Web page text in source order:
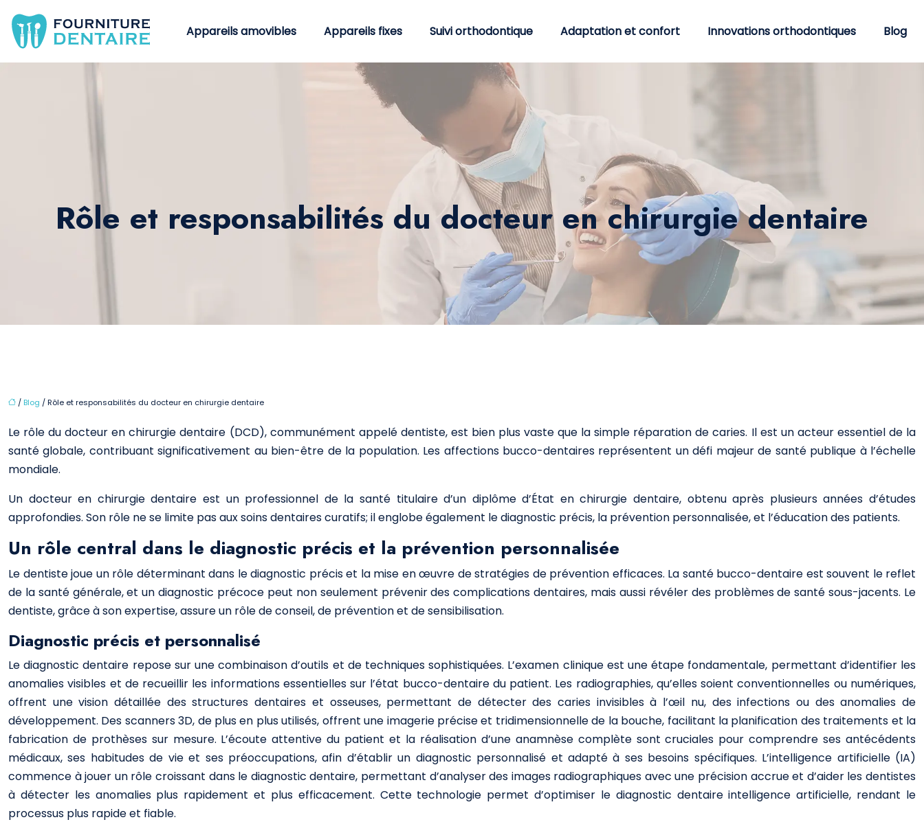
Appareils amovibles Appareils fixes Suivi orthodontique Adaptation et confort Innovations orthodontiques Blog
Rôle et responsabilités du docteur en chirurgie dentaire
/ Blog / Rôle et responsabilités du docteur en chirurgie dentaire
Le rôle du docteur en chirurgie dentaire (DCD), communément appelé dentiste, est bien plus vaste que la simple réparation de caries. Il est un acteur essentiel de la
santé globale, contribuant significativement au bien-être de la population. Les affections bucco-dentaires représentent un défi majeur de santé publique à l’échelle
mondiale.
Un docteur en chirurgie dentaire est un professionnel de la santé titulaire d’un diplôme d’État en chirurgie dentaire, obtenu après plusieurs années d’études
approfondies. Son rôle ne se limite pas aux soins dentaires curatifs; il englobe également le diagnostic précis, la prévention personnalisée, et l’éducation des patients.
Un rôle central dans le diagnostic précis et la prévention personnalisée
Le dentiste joue un rôle déterminant dans le diagnostic précis et la mise en œuvre de stratégies de prévention efficaces. La santé bucco-dentaire est souvent le reflet
de la santé générale, et un diagnostic précoce peut non seulement prévenir des complications dentaires, mais aussi révéler des problèmes de santé sous-jacents. Le
dentiste, grâce à son expertise, assure un rôle de conseil, de prévention et de sensibilisation.
Diagnostic précis et personnalisé
Le diagnostic dentaire repose sur une combinaison d’outils et de techniques sophistiquées. L’examen clinique est une étape fondamentale, permettant d’identifier les
anomalies visibles et de recueillir les informations essentielles sur l’état bucco-dentaire du patient. Les radiographies, qu’elles soient conventionnelles ou numériques,
offrent une vision détaillée des structures dentaires et osseuses, permettant de détecter des caries invisibles à l’œil nu, des infections ou des anomalies de
développement. Des scanners 3D, de plus en plus utilisés, offrent une imagerie précise et tridimensionnelle de la bouche, facilitant la planification des traitements et la
fabrication de prothèses sur mesure. L’écoute attentive du patient et la réalisation d’une anamnèse complète sont cruciales pour comprendre ses antécédents
médicaux, ses habitudes de vie et ses préoccupations, afin d’établir un diagnostic personnalisé et adapté à ses besoins spécifiques. L’intelligence artificielle (IA)
commence à jouer un rôle croissant dans le diagnostic dentaire, permettant d’analyser des images radiographiques avec une précision accrue et d’aider les dentistes
à détecter les anomalies plus rapidement et plus efficacement. Cette technologie permet d’optimiser le diagnostic dentaire intelligence artificielle, rendant le
processus plus rapide et fiable.